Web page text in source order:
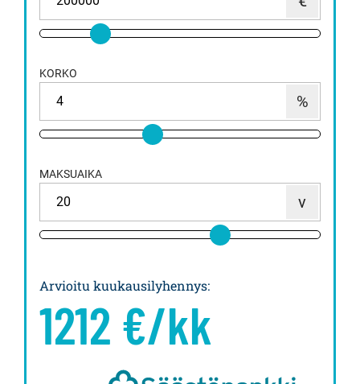
KORKO
MAKSUAIKA
Arvioitu kuukausilyhennys:
1212 €/kk